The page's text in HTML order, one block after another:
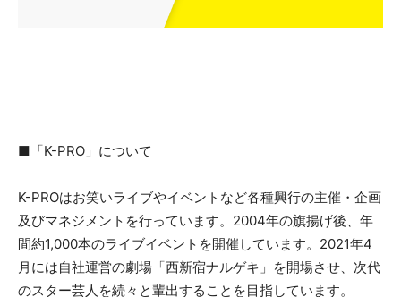
■「K-PRO」について
K-PROはお笑いライブやイベントなど各種興行の主催・企画
及びマネジメントを行っています。2004年の旗揚げ後、年
間約1,000本のライブイベントを開催しています。2021年4
月には自社運営の劇場「西新宿ナルゲキ」を開場させ、次代
のスター芸人を続々と輩出することを目指しています。